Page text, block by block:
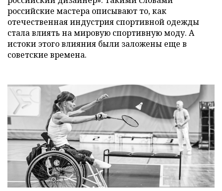
российские мастера описывают то, как
отечественная индустрия спортивной одежды
стала влиять на мировую спортивную моду. А
истоки этого влияния были заложены еще в
советские времена.